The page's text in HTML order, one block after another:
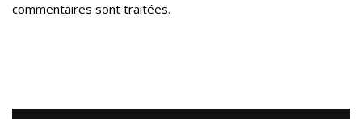
commentaires sont traitées.